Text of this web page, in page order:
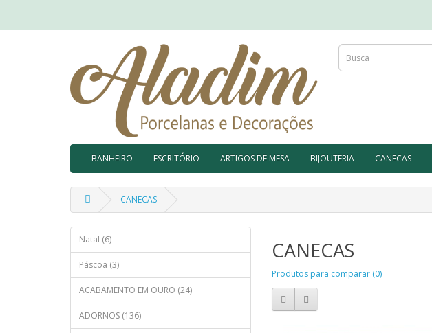
BANHEIRO ESCRITÓRIO ARTIGOS DE MESA BIJOUTERIA CANECAS
CANECAS
Natal (6)
Páscoa (3)
ACABAMENTO EM OURO (24)
ADORNOS (136)
CANECAS
Produtos para comparar (0)